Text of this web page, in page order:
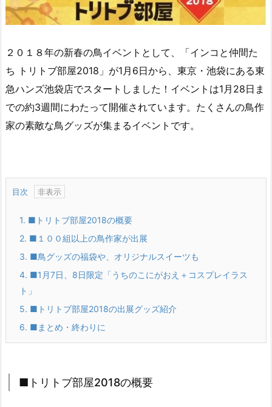
２０１８年の新春の鳥イベントとして、「インコと仲間た
ち トリトブ部屋2018」が1月6日から、東京・池袋にある東
急ハンズ池袋店でスタートしました！イベントは1月28日ま
での約3週間にわたって開催されています。たくさんの鳥作
家の素敵な鳥グッズが集まるイベントです。
目次
1. ■トリトブ部屋2018の概要
2. ■１００組以上の鳥作家が出展
3. ■鳥グッズの福袋や、オリジナルスイーツも
4. ■1月7日、8日限定「うちのこにがおえ＋コスプレイラス
ト」
5. ■トリトブ部屋2018の出展グッズ紹介
6. ■まとめ・終わりに
■トリトブ部屋2018の概要